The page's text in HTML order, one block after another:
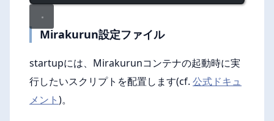
Mirakurun設定ファイル
startupには、Mirakurunコンテナの起動時に実
行したいスクリプトを配置します(cf. 公式ドキュ
メント)。